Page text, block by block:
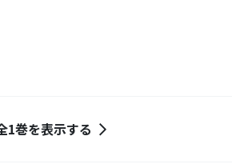
1巻を表示する